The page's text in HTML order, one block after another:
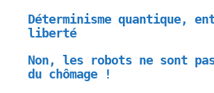
Déterminisme quantique,
liberté
Non, les robots ne sont
du chômage !